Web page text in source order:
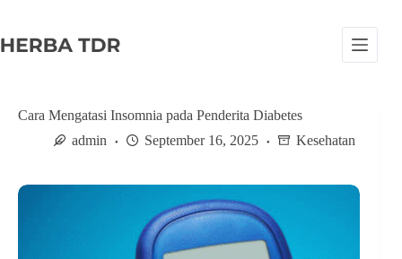
i
c
n
Cara Mengatasi Insomnia pada Penderita Diabetes
admin
September 16, 2025 Kesehatan